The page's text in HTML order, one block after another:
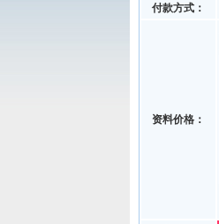
付款方式：
资料价格：